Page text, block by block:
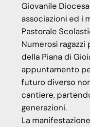
Giovanile
associazioni ed i
Pastorale
Numerosi
della Piana di
appuntamento
futuro diverso
cantiere,
generazioni.
La